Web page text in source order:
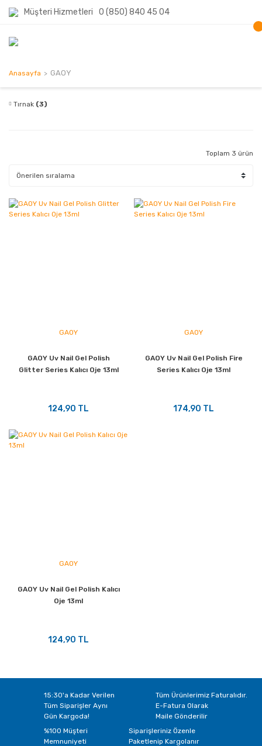
Müşteri Hizmetleri 0 (850) 840 45 04
Anasayfa GAOY
Tırnak (3)
Toplam 3 ürün
GAOY
GAOY Uv Nail Gel Polish
Glitter Series Kalıcı Oje 13ml
124,90 TL
GAOY
GAOY Uv Nail Gel Polish Fire
Series Kalıcı Oje 13ml
174,90 TL
GAOY
GAOY Uv Nail Gel Polish Kalıcı
Oje 13ml
124,90 TL
15:30'a Kadar Verilen
Tüm Siparişler Aynı
Gün Kargoda!
Tüm Ürünlerimiz Faturalıdır.
E-Fatura Olarak
Maile Gönderilir
%100 Müşteri
Memnuniyeti
Siparişleriniz Özenle
Paketlenip Kargolanır